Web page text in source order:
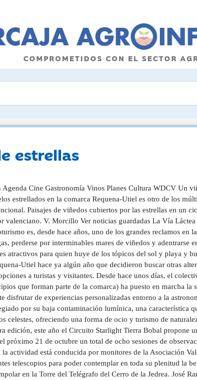
COMPROMETIDOS CON EL SECTOR
estrellas
Agenda Cine Gastronomía Vinos Planes Cultura WDCV Un
estrellados en la comarca Requena-Utiel es otro de los
Paisajes de viñedos cubiertos por las estrellas en un
valenciano. V. Morcillo Ver noticias guardadas La Vía Láctea
es, desde hace años, uno de los grandes reclamos
perderse por interminables mares de viñedos y adentrarse
atractivos para quien huye de los tópicos del sol y playa y
Utiel hace ya algún año que decidieron buscar otras
a turistas y visitantes. Desde hace unos días, el
que forman parte de la comarca) ha puesto en marcha
disfrutar de experiencias personalizadas entorno a la
por su baja contaminación lumínica, una característica
celestes, ofreciendo una forma de ocio y turismo de
edición, este año el Circuito Starlight Tierra Bobal propone
próximo 21 de octubre un total de ocho sesiones de
la actividad está conducida por monitores de la Asociación
telescopios para poder contemplar en toda su plenitud la
en la Torre del Telégrafo del Cerro de la Jedrea. José